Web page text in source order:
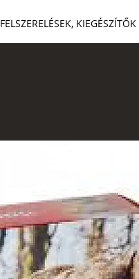
FELSZERELÉSEK, KIEGÉSZÍTŐK